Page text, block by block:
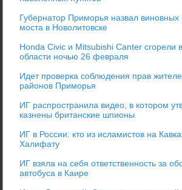
Губернатор Приморья назвал
моста в Новолитовске
Honda Civic и Mitsubishi Canter сгорели
области ночью 26 февраля
Идет проверка соблюдения прав
районов Приморья
ИГ распространила видео, в котором
казнены британские шпионы
ИГ в России: кто из исламистов на
Халифату
ИГ взяла на себя ответственность за
автобуса в Каире